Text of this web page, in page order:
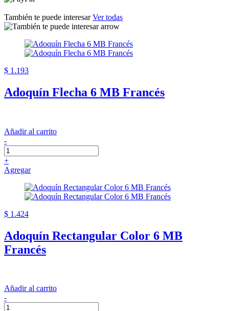
También te puede interesarVer todas
$ 1.193
Adoquín Flecha 6 MB Francés
Añadir al carrito
-
+
Agregar
$ 1.424
Adoquín Rectangular Color 6 MB
Francés
Añadir al carrito
-